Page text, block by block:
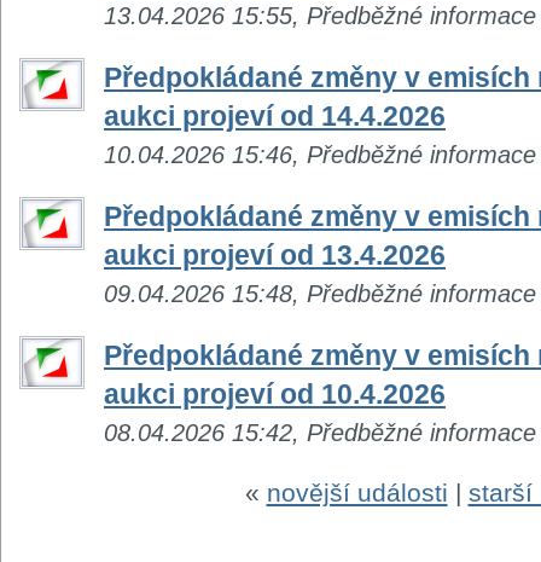
13.04.2026 15:55, Předběžné informace
Předpokládané změny v emisích
aukci projeví od 14.4.2026
10.04.2026 15:46, Předběžné informace
Předpokládané změny v emisích
aukci projeví od 13.4.2026
09.04.2026 15:48, Předběžné informace
Předpokládané změny v emisích
aukci projeví od 10.4.2026
08.04.2026 15:42, Předběžné informace
« novější události | starší